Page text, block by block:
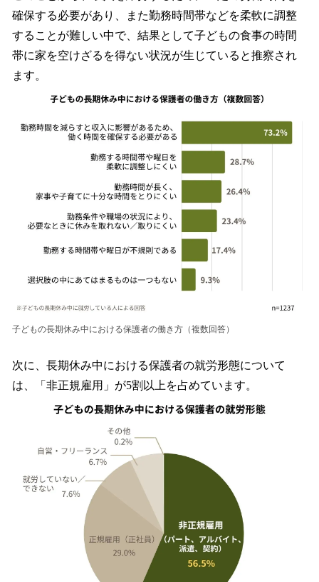
確保する必要があり、また勤務時間帯などを柔軟に調整
することが難しい中で、結果として子どもの食事の時間
帯に家を空けざるを得ない状況が生じていると推察され
ます。
子どもの長期休み中における保護者の働き方（複数回答）
次に、長期休み中における保護者の就労形態について
は、「非正規雇用」が5割以上を占めています。